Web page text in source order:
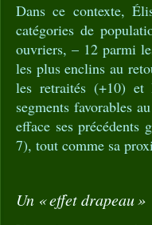
Dans ce contexte,
catégories de
ouvriers, – 12 parmi
les plus enclins au
les retraités (+10) et
segments favorables
efface ses précédents
7), tout comme sa
Un « effet drapeau »